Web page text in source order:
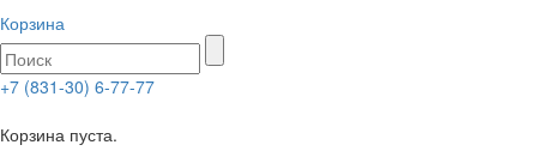
Корзина
+7 (831-30) 6-77-77
Корзина пуста.